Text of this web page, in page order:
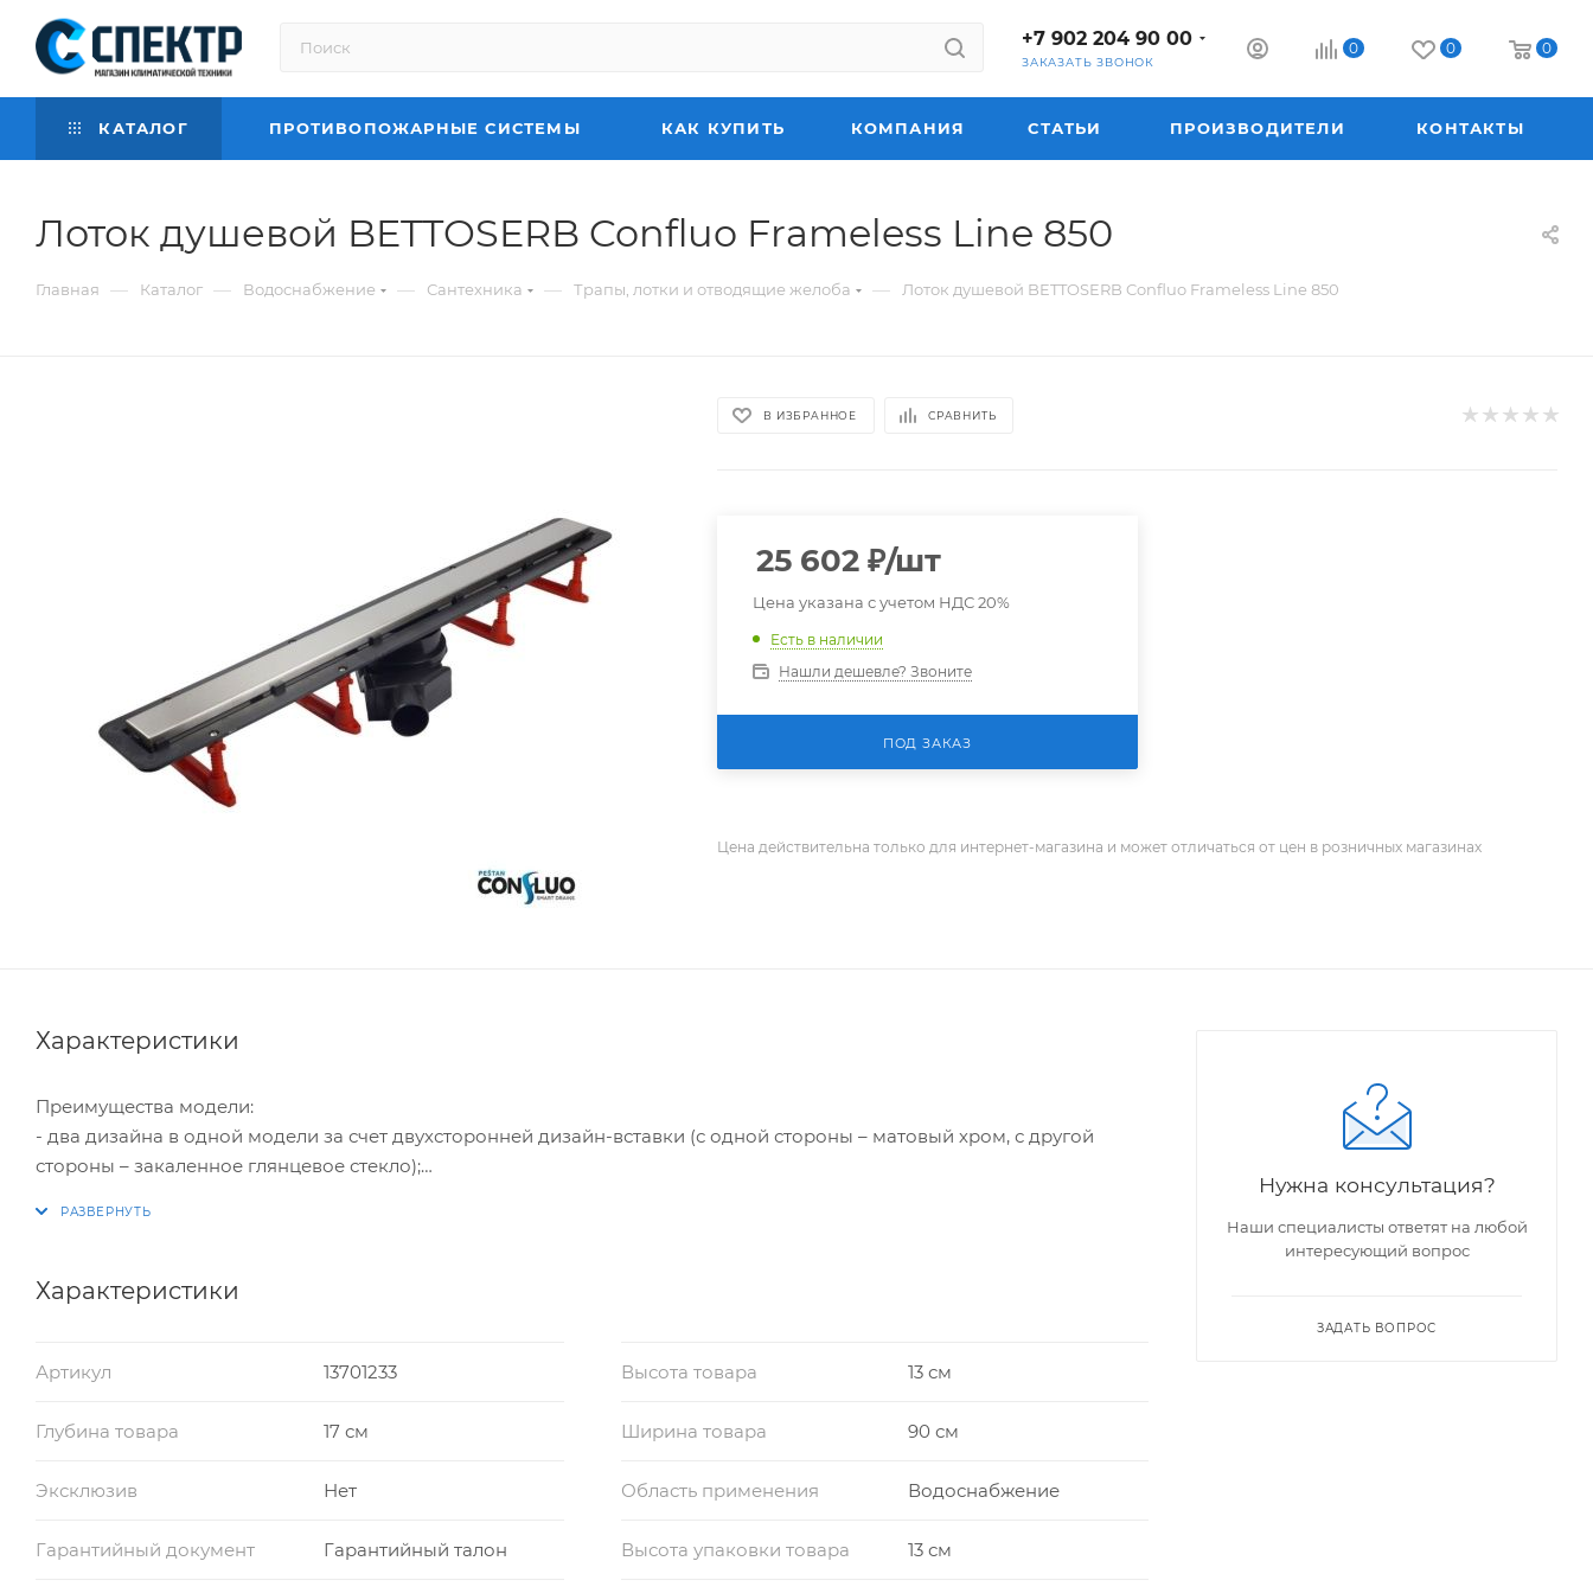
+7 902 204 90 00
ЗАКАЗАТЬ ЗВОНОК
0 0 0
КАТАЛОГ ПРОТИВОПОЖАРНЫЕ СИСТЕМЫ КАК КУПИТЬ КОМПАНИЯ СТАТЬИ ПРОИЗВОДИТЕЛИ КОНТАКТЫ
Лоток душевой BETTOSERB Confluo Frameless Line 850
Главная — Каталог — Водоснабжение — Сантехника — Трапы, лотки и отводящие желоба — Лоток душевой BETTOSERB Confluo Frameless Line 850
В ИЗБРАННОЕ СРАВНИТЬ
25 602 ₽/шт
Цена указана с учетом НДС 20%
Есть в наличии
Нашли дешевле? Звоните
ПОД ЗАКАЗ
Цена действительна только для интернет-магазина и может отличаться от цен в розничных магазинах
Характеристики
Преимущества модели:
- два дизайна в одной модели за счет двухсторонней дизайн-вставки (с одной стороны – матовый хром, с другой
стороны – закаленное глянцевое стекло);
- S-образный сифон, разработанный с высокой степенью функциональности, предотвращает проникновение запахов
- длительный срок эксплуатации;
Характеристики
Артикул 13701233 Высота товара 13 см
Глубина товара 17 см Ширина товара 90 см
Эксклюзив Нет Область применения Водоснабжение
Гарантийный документ Гарантийный талон Высота упаковки товара 13 см
Нужна консультация?
Наши специалисты ответят на любой
интересующий вопрос
ЗАДАТЬ ВОПРОС